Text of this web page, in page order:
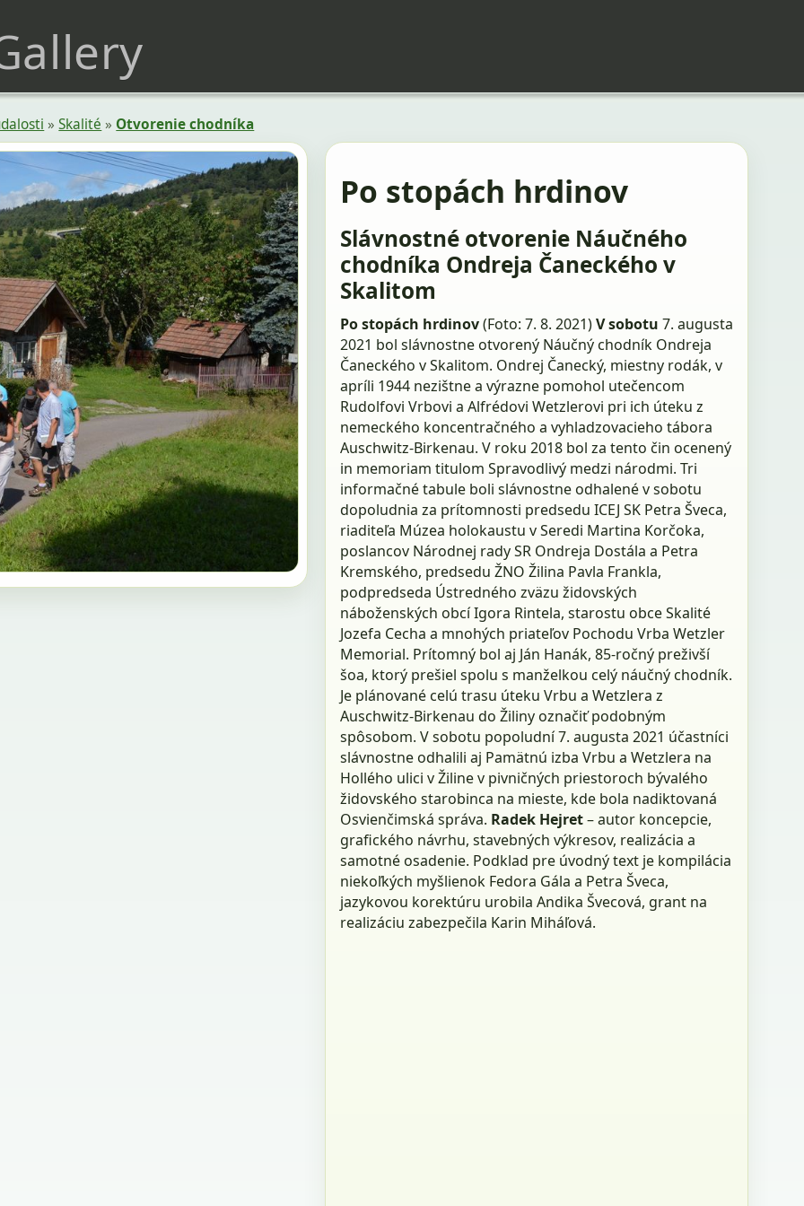
»Skalité » Otvorenie chodníka
Po stopách hrdinov
Slávnostné otvorenie Náučného
chodníka Ondreja Čaneckého v
Skalitom
Po stopách hrdinov(Foto: 7. 8. 2021)V sobotu 7. augusta
2021 bol slávnostne otvorený Náučný chodník Ondreja
Čaneckého v Skalitom. Ondrej Čanecký, miestny rodák, v
apríli 1944 nezištne a výrazne pomohol utečencom
Rudolfovi Vrbovi a Alfrédovi Wetzlerovi pri ich úteku z
nemeckého koncentračného a vyhladzovacieho tábora
Auschwitz-Birkenau. V roku 2018 bol za tento čin ocenený
in memoriam titulom Spravodlivý medzi národmi. Tri
informačné tabule boli slávnostne odhalené v sobotu
dopoludnia za prítomnosti predsedu ICEJ SK Petra Šveca,
riaditeľa Múzea holokaustu v Seredi Martina Korčoka,
poslancov Národnej rady SR Ondreja Dostála a Petra
Kremského, predsedu ŽNO Žilina Pavla Frankla,
podpredseda Ústredného zväzu židovských
náboženských obcí Igora Rintela, starostu obce Skalité
Jozefa Cecha a mnohých priateľov Pochodu Vrba Wetzler
Memorial. Prítomný bol aj Ján Hanák, 85-ročný preživší
šoa, ktorý prešiel spolu s manželkou celý náučný chodník.
Je plánované celú trasu úteku Vrbu a Wetzlera z
Auschwitz-Birkenau do Žiliny označiť podobným
spôsobom. V sobotu popoludní 7. augusta 2021 účastníci
slávnostne odhalili aj Pamätnú izba Vrbu a Wetzlera na
Hollého ulici v Žiline v pivničných priestoroch bývalého
židovského starobinca na mieste, kde bola nadiktovaná
Osvienčimská správa. Radek Hejret– autor koncepcie,
grafického návrhu, stavebných výkresov, realizácia a
samotné osadenie. Podklad pre úvodný text je kompilácia
niekoľkých myšlienok Fedora Gála a Petra Šveca,
jazykovou korektúru urobila Andika Švecová, grant na
realizáciu zabezpečila Karin Miháľová.